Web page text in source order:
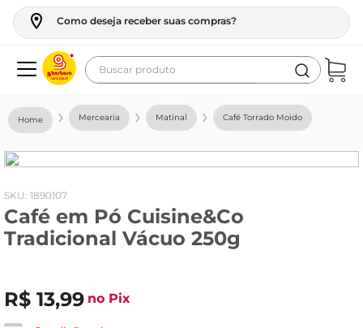
Como deseja receber suas compras?
Buscar produto
Mercearia Matinal Café Torrado Moido
: 1890107
Café em Pó Cuisine&Co
Tradicional Vácuo 250g
R$ 13,99 no Pix
geladeira
fogao
café
cerveja
leite